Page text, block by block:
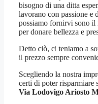
bisogno di una ditta
lavorano con passione e
possiamo fornirvi sono il
per donare bellezza e
Detto ciò, ci teniamo a
il prezzo sempre
Scegliendo la nostra
certi di poter risparmiare
Via Lodovigo Ariosto